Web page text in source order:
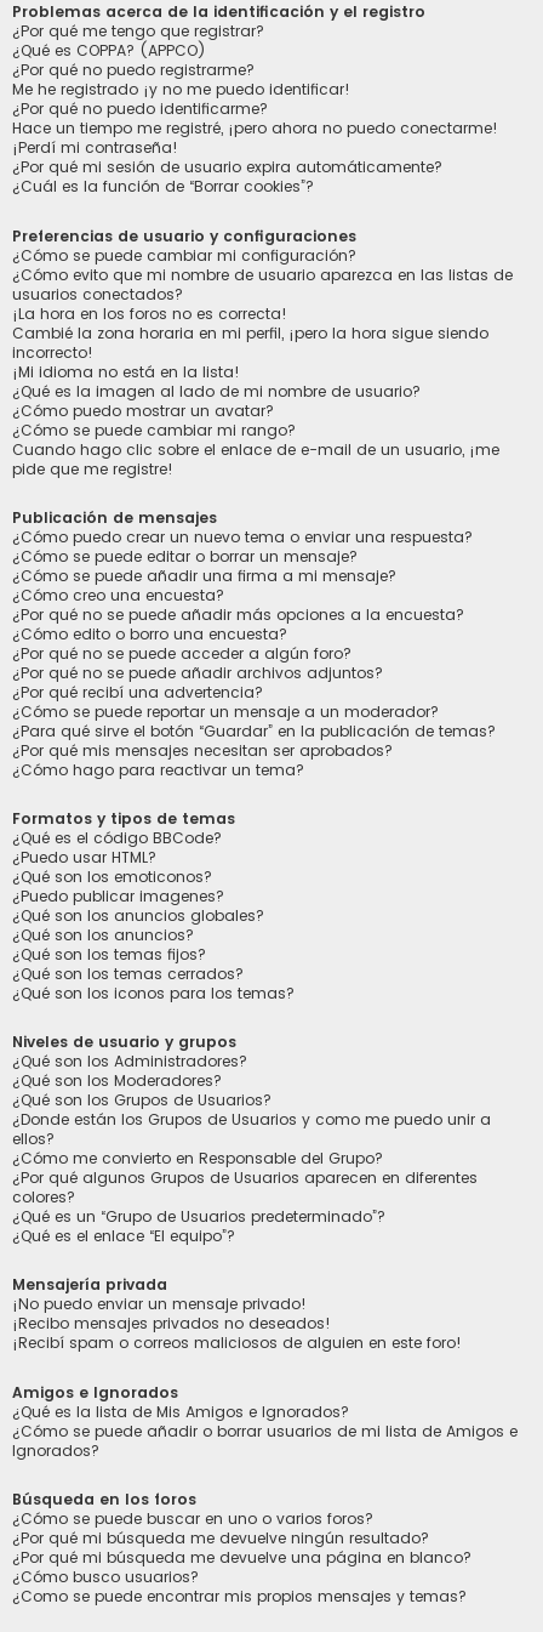
Problemas acerca de la identificación y el registro
¿Por qué me tengo que registrar?
¿Qué es COPPA? (APPCO)
¿Por qué no puedo registrarme?
Me he registrado ¡y no me puedo identificar!
¿Por qué no puedo identificarme?
Hace un tiempo me registré, ¡pero ahora no puedo conectarme!
¡Perdí mi contraseña!
¿Por qué mi sesión de usuario expira automáticamente?
¿Cuál es la función de “Borrar cookies”?
Preferencias de usuario y configuraciones
¿Cómo se puede cambiar mi configuración?
¿Cómo evito que mi nombre de usuario aparezca en las listas de
usuarios conectados?
¡La hora en los foros no es correcta!
Cambié la zona horaria en mi perfil, ¡pero la hora sigue siendo
incorrecto!
¡Mi idioma no está en la lista!
¿Qué es la imagen al lado de mi nombre de usuario?
¿Cómo puedo mostrar un avatar?
¿Cómo se puede cambiar mi rango?
Cuando hago clic sobre el enlace de e-mail de un usuario, ¡me
pide que me registre!
Publicación de mensajes
¿Cómo puedo crear un nuevo tema o enviar una respuesta?
¿Cómo se puede editar o borrar un mensaje?
¿Cómo se puede añadir una firma a mi mensaje?
¿Cómo creo una encuesta?
¿Por qué no se puede añadir más opciones a la encuesta?
¿Cómo edito o borro una encuesta?
¿Por qué no se puede acceder a algún foro?
¿Por qué no se puede añadir archivos adjuntos?
¿Por qué recibí una advertencia?
¿Cómo se puede reportar un mensaje a un moderador?
¿Para qué sirve el botón “Guardar” en la publicación de temas?
¿Por qué mis mensajes necesitan ser aprobados?
¿Cómo hago para reactivar un tema?
Formatos y tipos de temas
¿Qué es el código BBCode?
¿Puedo usar HTML?
¿Qué son los emoticonos?
¿Puedo publicar imagenes?
¿Qué son los anuncios globales?
¿Qué son los anuncios?
¿Qué son los temas fijos?
¿Qué son los temas cerrados?
¿Qué son los iconos para los temas?
Niveles de usuario y grupos
¿Qué son los Administradores?
¿Qué son los Moderadores?
¿Qué son los Grupos de Usuarios?
¿Donde están los Grupos de Usuarios y como me puedo unir a
ellos?
¿Cómo me convierto en Responsable del Grupo?
¿Por qué algunos Grupos de Usuarios aparecen en diferentes
colores?
¿Qué es un “Grupo de Usuarios predeterminado”?
¿Qué es el enlace “El equipo”?
Mensajería privada
¡No puedo enviar un mensaje privado!
¡Recibo mensajes privados no deseados!
¡Recibí spam o correos maliciosos de alguien en este foro!
Amigos e Ignorados
¿Qué es la lista de Mis Amigos e Ignorados?
¿Cómo se puede añadir o borrar usuarios de mi lista de Amigos e
Ignorados?
Búsqueda en los foros
¿Cómo se puede buscar en uno o varios foros?
¿Por qué mi búsqueda me devuelve ningún resultado?
¿Por qué mi búsqueda me devuelve una página en blanco?
¿Cómo busco usuarios?
¿Como se puede encontrar mis propios mensajes y temas?